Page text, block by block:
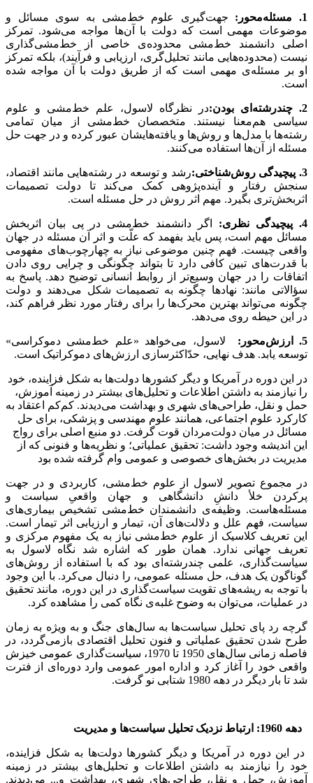
1. مسئله‌محور:
جهت‌گیری علوم خط‌مشی به سوی مسائل و
موضوعات مهمی‌ است که دولت با آن‌ها مواجه می‌شود. تمرکز
اصلی دانشمند خط‌مشی محدوده‌ی خاصی از خط‌مشی‌گذاری
نیست (محدوده‌هایی مانند تحلیل‌گری، ارزیابی و فرآیند)، بلکه تمرکز
او بر مسئله‌ی مهمی‌ است که از طریق دولت با آن مواجه شده
است.
2. چندرشته‌ای بودن:
در نظرگاه لاسول، علم خط‌مشی و علوم
سیاسی هم‌معنا نیستند. متخصصان خط‌مشی از میان تمامی‌
رشته‌ها با مدل‌ها و روش‌ها و یافته‌هایشان عبور کرده و در جهت حل
مسئله از آن‌ها استفاده می‌کنند.
3. پیچیدگی روش‌شناختی:
رشد و توسعه در رشته‌هایی مانند اقتصاد،
سنجش رفتار و آینده‌پژوهی کمک می‌کند تا دولت تصمیمات
اثربخش‌تری بگیرد. مهم اثر روش در حل مسئله است.
4. پیچیدگی نظری:
اگر دانشمند خط‌مشی در پی بیان اثربخش
مسائل مهم است، پس باید بفهمد که علّت و اثر آن مسئله در جهان
واقعی چیست. فهم چنین موضوعی نیاز به چهارچوب‌های مفهومی‌
با قدرت‌های تبین کافی دارد تا بتواند چگونگی و چرایی روی دادن
اتفاقات را در جهان وسیع‌تر از روابط انسانی توضیح دهد. پاسخ به
سؤالاتی مانند: نهادها چگونه به تصمیمات شکل می‌دهند و دولت
چگونه می‌تواند بهترین محرک‌ها را برای رفتار مورد نظر فراهم کند،
در این حیطه روی می‌دهد.
5. ارزش‌محور:
لاسول، می‌خواهد «علم خط‌مشی دموکراسی»
توسعه یابد. هدف نهایی، حدّاکثرسازی ارزش‌های دموکراتیک است.
در این دوره در آمریکا و دیگر کشورها دولت‌ها به شکل فزاینده، خود
را نیازمند به داشتن اطلاعات و تحلیل‌های بیشتر در زمینه آموزش،
حمل و نقل، طراحی‌های شهری و بهداشت می‌دیدند. کم‌کم اعتقاد به
کارکرد علوم اجتماعی، همانند علوم مهندسی و پزشکی، برای حل
مسائل در میان دولت‌مردان قوت گرفت. دو منبع اصلی برای رواج
این اندیشه وجود داشت: تحقیق عملیاتی؛ و نظریه‌ها و فنونی که از
مدیریت در بخش‌های خصوصی و عمومی وام گرفته شده بود
در مجموع تصویر لاسول از علوم خط‌مشی، کاربردی و در جهت
پرکردن خلأ دانشِ دانشگاهی و جهان واقعیِ سیاست و
مسئله‌هاست. وظیفه‌ی دانشمندان خط‌مشی تشخیص بیماری‌های
سیاست، فهم علل و دلالت‌های آن، تیمار و ارزیابی اثر تیمار است.
این تعریف کلاسیک از علوم خط‌مشی نیاز به یک مفهوم مرکزی و
تعریف جهانی ندارد. همان طور که اشاره شد نگاه لاسول به
سیاست‌گذاری، علمی چندرشته‌ای بود که با استفاده از روش‌های
گوناگون یک هدف، حل مسئله عمومی، را دنبال می‌کرد. با این وجود
با توجه به ریشه‌های تقویت سیاست‌گذاری در این دوره، مانند تحقیق
در عملیات، می‌توان به وضوح غلبه‌ی نگاه کمی را مشاهده کرد.
گرچه رد پای تحلیل سیاست‌ها به سال‌های جنگ و به ویژه به زمان
طرح شدن تحقیق عملیاتی و فنون تحلیل اقتصادی بازمی‌گردد، در
فاصله زمانی سال‌های 1950 تا 1970، سیاست‌گذاری عمومی خیزش
واقعی خود را آغاز کرد و اداره امور عمومی وارد دوره‌ای از فترت
شد تا بار دیگر در دهه 1980 شتابی نو گرفت.
دهه 1960: ارتباط نزدیک تحلیل سیاست‌ها و مدیریت
در این دوره در آمریکا و دیگر کشورها دولت‌ها به شکل فزاینده،
خود را نیازمند به داشتن اطلاعات و تحلیل‌های بیشتر در زمینه
آموزش، حمل و نقل، طراحی‌های شهری، بهداشت و... می‌دیدند.